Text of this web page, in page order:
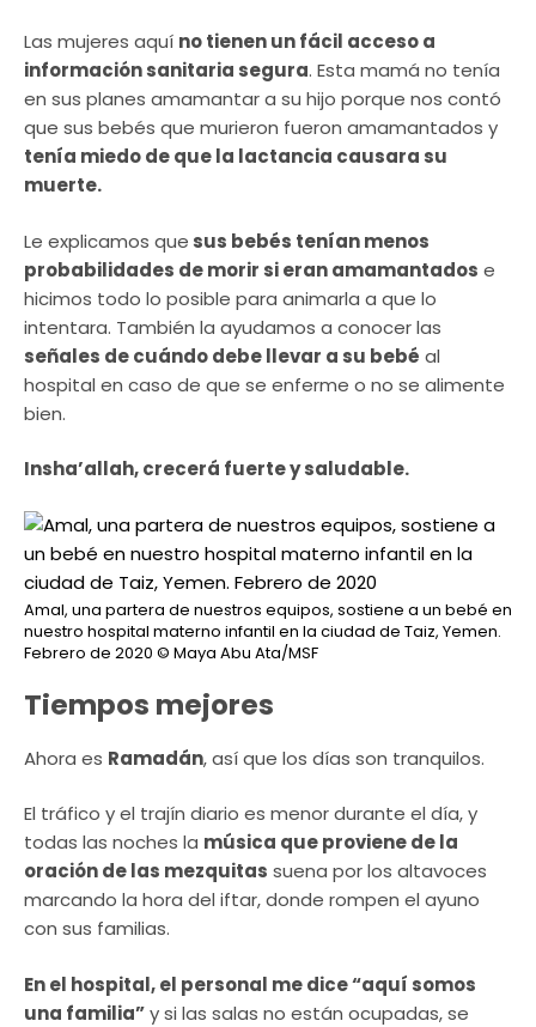
Las mujeres aquí no tienen un fácil acceso a
información sanitaria segura. Esta mamá no tenía
en sus planes amamantar a su hijo porque nos contó
que sus bebés que murieron fueron amamantados y
tenía miedo de que la lactancia causara su
muerte.
Le explicamos que sus bebés tenían menos
probabilidades de morir si eran amamantados e
hicimos todo lo posible para animarla a que lo
intentara. También la ayudamos a conocer las
señales de cuándo debe llevar a su bebé al
hospital en caso de que se enferme o no se alimente
bien.
Insha’allah, crecerá fuerte y saludable.
Amal, una partera de nuestros equipos, sostiene a un bebé en
nuestro hospital materno infantil en la ciudad de Taiz, Yemen.
Febrero de 2020 © Maya Abu Ata/MSF
Tiempos mejores
Ahora es Ramadán, así que los días son tranquilos.
El tráfico y el trajín diario es menor durante el día, y
todas las noches la música que proviene de la
oración de las mezquitas suena por los altavoces
marcando la hora del iftar, donde rompen el ayuno
con sus familias.
En el hospital, el personal me dice “aquí somos
una familia”y si las salas no están ocupadas, se